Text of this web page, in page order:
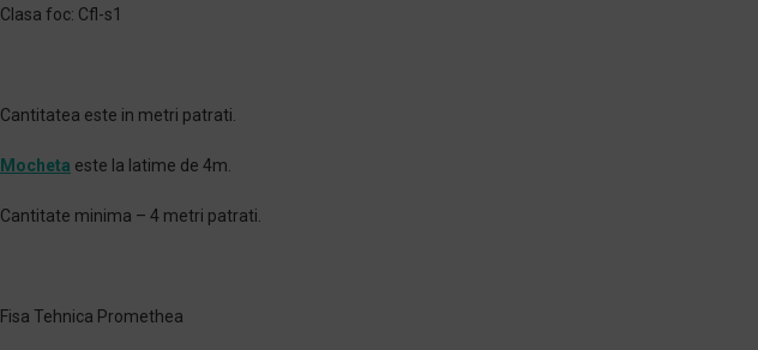
Clasa foc: Cfl-s1
Cantitatea este in metri patrati.
Mocheta este la latime de 4m.
Cantitate minima – 4 metri patrati.
Fisa Tehnica Promethea